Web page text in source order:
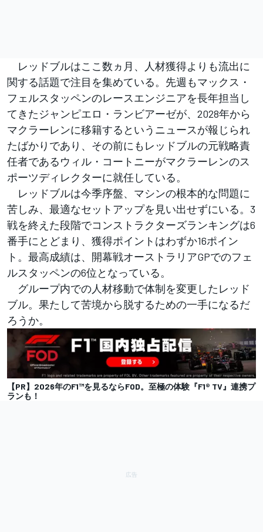
レッドブルはここ数ヵ月、人材獲得よりも流出に
関する話題で注目を集めている。先週もマックス・
フェルスタッペンのレースエンジニアを長年担当し
てきたジャンピエロ・ランビアーゼが、2028年から
マクラーレンに移籍するというニュースが報じられ
たばかりであり、その前にもレッドブルの元戦略責
任者であるウィル・コートニーがマクラーレンのス
ポーツディレクターに就任している。
レッドブルは今季序盤、マシンの根本的な問題に
苦しみ、最適なセットアップを見い出せずにいる。3
戦を終えた段階でコンストラクターズランキングは6
番手にとどまり、獲得ポイントはわずか16ポイン
ト。最高成績は、開幕戦オーストラリアGPでのフェ
ルスタッペンの6位となっている。
グループ内での人材移動で体制を変更したレッド
ブル。果たして苦境から脱するための一手になるだ
ろうか。
【PR】2026年のF1™を見るならFOD。至極の体験『F1® TV』連携プ
ランも！